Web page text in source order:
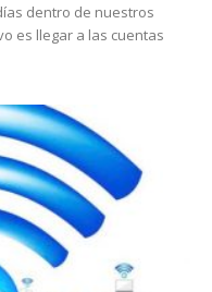
dentro de nuestros
es llegar a las cuentas